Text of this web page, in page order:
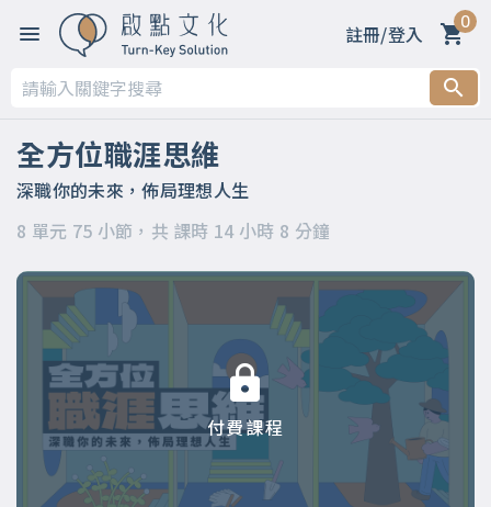
註冊/登入 0
全方位職涯思維
深職你的未來，佈局理想人生
8 單元 75 小節，共 課時 14 小時 8 分鐘
付費課程
第一章 【開篇】
第二章 【被領導階段】支持策略
第三章 【被領導階段】委身策略
第四章 【領導階段】開明策略
第五章 【領導階段】強勢策略
第七章 【應變階段】彈性策略
第八章 【結語】